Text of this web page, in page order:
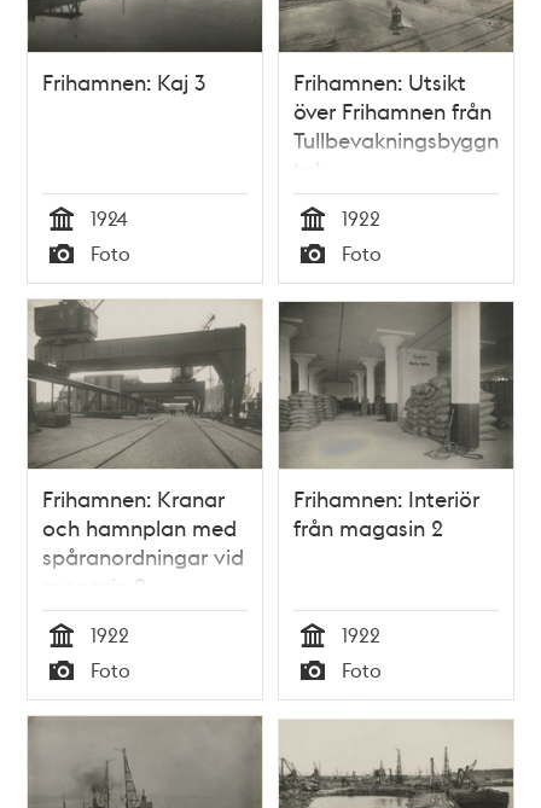
Frihamnen: Kaj 3
Tid
1924
Typ
Foto
Frihamnen: Utsikt
över Frihamnen från
tak.
Tid
1922
Typ
Foto
Frihamnen: Kranar
och hamnplan med
spåranordningar vid
magasin 2
Tid
1922
Typ
Foto
Frihamnen: Interiör
från magasin 2
Tid
1922
Typ
Foto